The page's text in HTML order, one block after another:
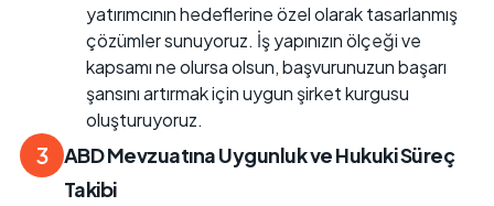
yatırımcının hedeflerine özel olarak tasarlanmış
çözümler sunuyoruz. İş yapınızın ölçeği ve
kapsamı ne olursa olsun, başvurunuzun başarı
şansını artırmak için uygun şirket kurgusu
oluşturuyoruz.
3
ABD Mevzuatına Uygunluk ve Hukuki Süreç
Takibi